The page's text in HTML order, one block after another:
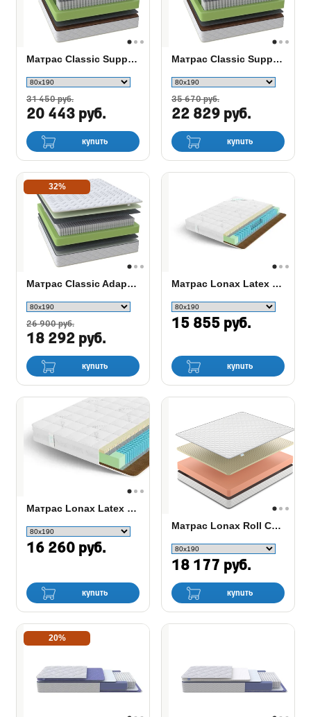
Матрас Classic Support M/F
31 450 руб.
20 443 руб.
купить
Матрас Classic Support F
35 670 руб.
22 829 руб.
купить
32%
Матрас Classic Adaptive F/P
26 900 руб.
18 292 руб.
купить
Матрас Lonax Latex Cocos TFK
15 855 руб.
купить
Матрас Lonax Latex Cocos S-1000
16 260 руб.
купить
Матрас Lonax Roll Comfort 3 (РОЛЛ КОМФОРТ 3)
18 177 руб.
купить
20%